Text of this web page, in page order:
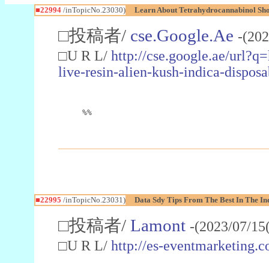
■22994/inTopicNo.23030) Learn About Tetrahydrocannabinol
□投稿者/ cse.Google.Ae -
□U R L/ http://cse.google.ae/
live-resin-alien-kush-indica-
%%
■22995 /inTopicNo.23031) Data Sdy Tips From The Best In The
□投稿者/ Lamont -(2023/07/
□U R L/ http://es-